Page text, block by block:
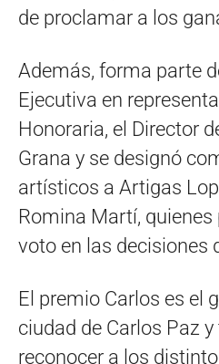
de proclamar a los
Además, forma parte
Ejecutiva en
Honoraria, el Director
Grana y se designó
artísticos a Artigas
Romina Martí, quienes
voto en las decisiones
El premio Carlos es el
ciudad de Carlos Paz
reconocer a los